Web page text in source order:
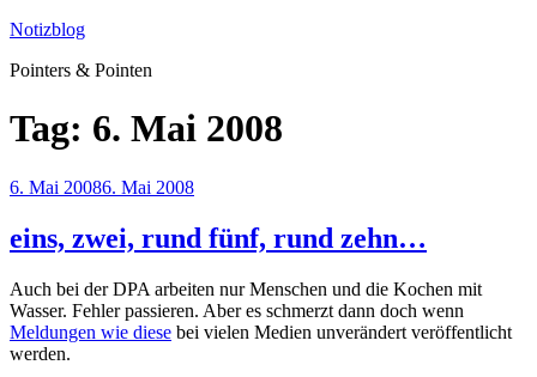
Zum
springen
Notizblog
Pointers & Pointen
Tag: 6. Mai 2008
Veröffentlicht
6. Mai 20086. Mai 2008
eins, zwei, rund fünf, rund zehn…
Auch bei der DPA arbeiten nur Menschen und die Kochen mit
Wasser. Fehler passieren. Aber es schmerzt dann doch wenn
Meldungen wie diese bei vielen Medien unverändert veröffentlicht
werden.